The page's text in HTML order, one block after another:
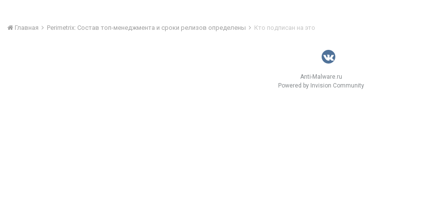
Главная Perimetrix: Состав топ-менеджмента и сроки релизов определены Кто подписан на это
Anti-Malware.ru
Powered by Invision Community